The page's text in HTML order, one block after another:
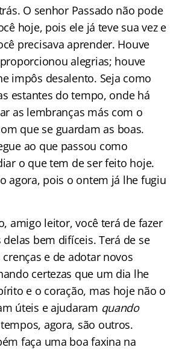
O senhor Passado não pode
hoje, pois ele já teve sua vez e
precisava aprender. Houve
alegrias; houve
impôs desalento. Seja como
estantes do tempo, onde há
as lembranças más com o
que se guardam as boas.
ao que passou como
o que tem de ser feito hoje.
agora, pois o ontem já lhe fugiu
amigo leitor, você terá de fazer
bem difíceis. Terá de se
e de adotar novos
certezas que um dia lhe
e o coração, mas hoje não o
úteis e ajudaram quando
agora, são outros.
faça uma boa faxina na